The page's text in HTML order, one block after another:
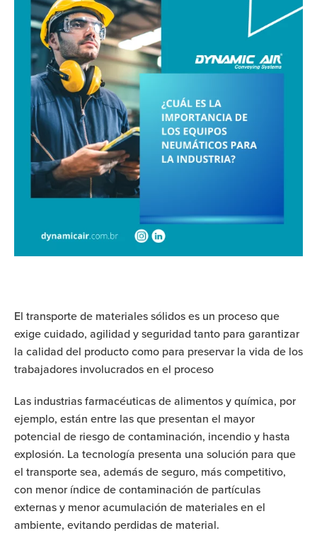
El transporte de materiales sólidos es un proceso que
exige cuidado, agilidad y seguridad tanto para garantizar
la calidad del producto como para preservar la vida de los
trabajadores involucrados en el proceso
Las industrias farmacéuticas de alimentos y química, por
ejemplo, están entre las que presentan el mayor
potencial de riesgo de contaminación, incendio y hasta
explosión. La tecnología presenta una solución para que
el transporte sea, además de seguro, más competitivo,
con menor índice de contaminación de partículas
externas y menor acumulación de materiales en el
ambiente, evitando perdidas de material.